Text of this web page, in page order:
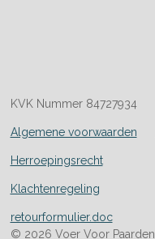
KVK Nummer 84727934
Algemene voorwaarden
Herroepingsrecht
Klachtenregeling
retourformulier.doc
© 2026 Voer Voor Paarden